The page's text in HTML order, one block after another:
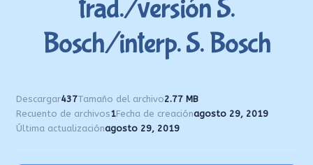
Propuestas para el aula
Discoteca Digital Butiá
trad./versión S.
Bosch/interp. S. Bosch
Descargar437Tamaño del archivo2.77 MB
Recuento de archivos1Fecha de creaciónagosto 29, 2019
Última actualizaciónagosto 29, 2019